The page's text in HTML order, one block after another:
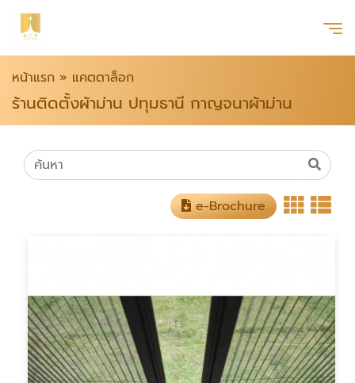
หน้าแรก » แคตตาล็อก
ร้านติดตั้งผ้าม่าน ปทุมธานี กาญจนาผ้าม่าน
e-Brochure